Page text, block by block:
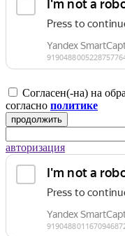
Согласен(-на) на
согласно политике
продолжить
авторизация